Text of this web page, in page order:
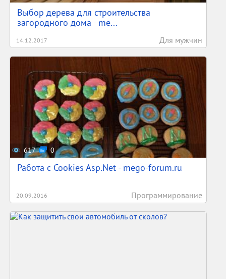
Выбор дерева для строительства
загородного дома - me...
14.12.2017 Для мужчин
617 0
Работа с Cookies Asp.Net - mego-forum.ru
20.09.2016 Программирование